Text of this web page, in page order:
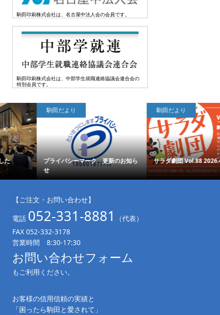
駒田印刷株式会社は、名古屋中法人会の会員です。
駒田印刷株式会社は、中部学生就職連絡協議会連合会の
特別会員です。
駒田だより
サラダ劇団 Vol.88 2026.4.1発行 会社説明会、絶賛開催中です！
【ご注文・お問い合わせ】
電話 052-331-8881
（代表）
FAX 052-332-3178
営業時間 8:30-17:30
お問い合わせフォーム
もご利用ください。
お客様の信用信頼の実績と
「困ったら駒田と愛されて」